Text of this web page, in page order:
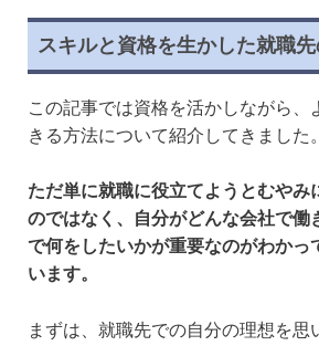
への進学だけでなく、働きながら取得できる就職に役立つハイレ
を紹介していきます。取得するまでの道のりは困難ですが、勉強
のかと資格の選び方どうせ資格を取得するのであれば、将来や就
スキルと資格を生かした就職
この記事では資格を活かしながら、
きる方法について紹介してきました。
ただ単に就職に役立てようとむやみ
のではなく、自分がどんな会社で働
で何をしたいかが重要なのがわかっ
います。
まずは、就職先での自分の理想を思